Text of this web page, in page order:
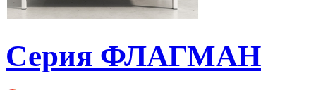
Серия ФЛАГМАН